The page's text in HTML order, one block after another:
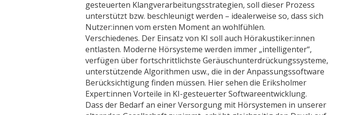
gesteuerten Klangverarbeitungsstrategien, soll dieser Prozess
unterstützt bzw. beschleunigt werden – idealerweise so, dass sich
Nutzer:innen vom ersten Moment an wohlfühlen.
Verschiedenes. Der Einsatz von KI soll auch Hörakustiker:innen
entlasten. Moderne Hörsysteme werden immer „intelligenter“,
verfügen über fortschrittlichste Geräuschunterdrückungssysteme,
unterstützende Algorithmen usw., die in der Anpassungssoftware
Berücksichtigung finden müssen. Hier sehen die Eriksholmer
Expert:innen Vorteile in KI-gesteuerter Softwareentwicklung.
Dass der Bedarf an einer Versorgung mit Hörsystemen in unserer